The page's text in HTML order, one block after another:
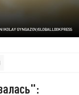
NIKOLAY GYNGAZOV/GLOBALLOOKPRESS